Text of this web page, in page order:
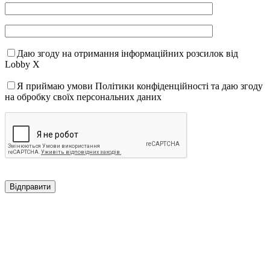
Даю згоду на отримання інформаційних розсилок від
Lobby X
Я приймаю умови Політики конфіденційності та даю згоду
на обробку своїх персональних даних